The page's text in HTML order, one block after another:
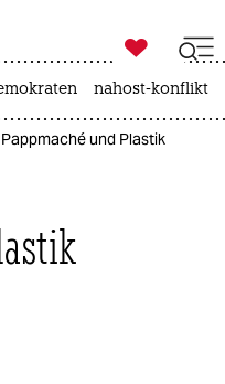

taz zahl ich
nahost-konflikt
und Plastik